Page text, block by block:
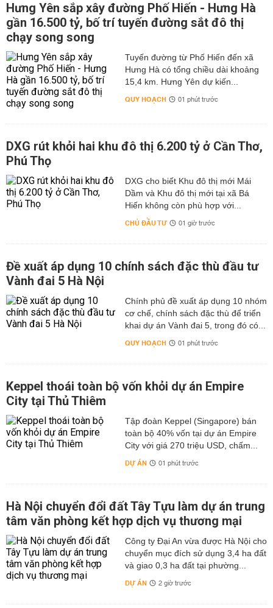
Hưng Yên sắp xây đường Phố Hiến - Hưng Hà
gần 16.500 tỷ, bố trí tuyến đường sắt đô thị
chạy song song
Tuyến đường từ Phố Hiến đến xã
Hưng Hà có tổng chiều dài khoảng
15,4 km. Hưng Yên dự kiến...
QUY HOẠCH 01 phút trước
DXG rút khỏi hai khu đô thị 6.200 tỷ ở Cần Thơ,
Phú Thọ
DXG cho biết Khu đô thị mới Mái
Dầm và Khu đô thị mới tại xã Bá
Hiến không còn phù hợp với...
CHỦ ĐẦU TƯ 01 giờ trước
Đề xuất áp dụng 10 chính sách đặc thù đầu tư
Vành đai 5 Hà Nội
Chính phủ đề xuất áp dụng 10 nhóm
cơ chế, chính sách đặc thù để triển
khai dự án Vành đai 5, trong đó có...
QUY HOẠCH 01 phút trước
Keppel thoái toàn bộ vốn khỏi dự án Empire
City tại Thủ Thiêm
Tập đoàn Keppel (Singapore) bán
toàn bộ 40% vốn tại dự án Empire
City với giá 270 triệu USD, chấm...
DỰ ÁN 01 phút trước
Hà Nội chuyển đổi đất Tây Tựu làm dự án trung
tâm văn phòng kết hợp dịch vụ thương mại
Công ty Đại An vừa được Hà Nội cho
chuyển mục đích sử dụng 3,4 ha đất
và giao 0,3 ha đất tại phường...
DỰ ÁN 2 giờ trước